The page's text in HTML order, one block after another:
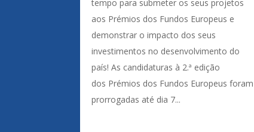
tempo para submeter os seus projetos
aos Prémios dos Fundos Europeus e
demonstrar o impacto dos seus
investimentos no desenvolvimento do
país! As candidaturas à 2.ª edição
dos Prémios dos Fundos Europeus foram
prorrogadas até dia 7...